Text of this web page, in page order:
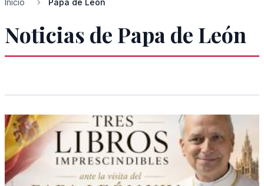
Inicio Papa de León
Noticias de Papa de León